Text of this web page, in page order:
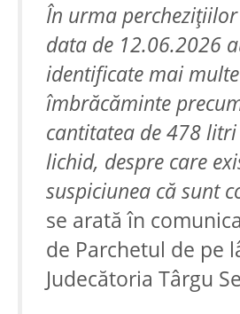
În urma
data de 12.06.2026
identificate mai
îmbrăcăminte
cantitatea de 478
lichid, despre care
suspiciunea că sunt
se arată în
de Parchetul de pe
Judecătoria Târgu